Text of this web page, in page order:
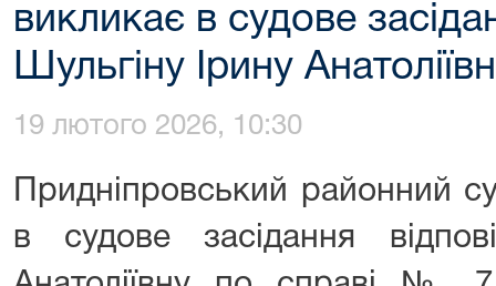
викликає в судове
Шульгіну Ірину
19 лютого 2026, 10:30
Придніпровський районний
в судове засідання